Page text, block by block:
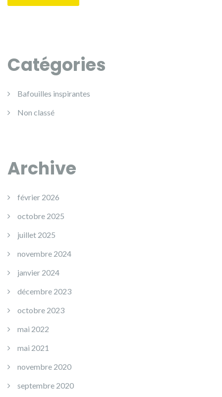
Catégories
Bafouilles inspirantes
Non classé
Archive
février 2026
octobre 2025
juillet 2025
novembre 2024
janvier 2024
décembre 2023
octobre 2023
mai 2022
mai 2021
novembre 2020
septembre 2020